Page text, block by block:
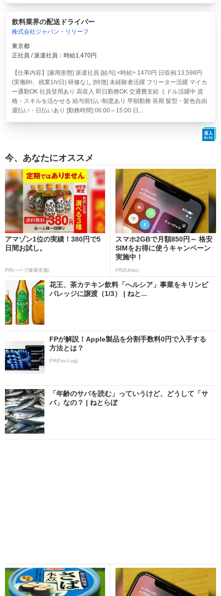
飲料業界の配送ドライバー
株式会社ジャパン・リリーフ
東京都
正社員 / 派遣社員：時給1,470円
【仕事内容】[雇用形態] 派遣社員 [給与] <時給> 1470円 日収例:13,598円
(実働8h、残業1h/日) 研修なし [特徴] 未経験者活躍 フリーター活躍 マイカ
ー通勤OK 社員登用あり 高収入 即日勤務OK 交通費支給 ミドル活躍中 資
格・スキルを活かせる 給与前払い制度あり 早朝勤務 長期 髪型・髪色自由
週払い・日払いあり [勤務時間] 06:00～15:00 日...
今、あなたにオススメ
アマゾン1位の実績！380円で5
日間お試し。
PR(ハーブ健康本舗)
スマホ2GBで月額850円～ 格安
SIMをお得に使うキャンペーン
実施中！
PR(IIJmio)
花王、茶カテキン飲料「へルシア」事業をキリンビ
バレッジに譲渡（1/3） | ねと...
FPが解説！Apple製品を分割手数料0円で入手する
方法とは？
PR(Fav-Log)
「年齢のサバを読む」っていうけど、どうして「サ
バ」なの？ | ねとらぼ